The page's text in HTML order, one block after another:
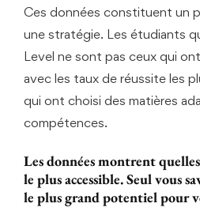
Ces données constituent un
une stratégie. Les étudiants
Level ne sont pas ceux qui
avec les taux de réussite les
qui ont choisi des matières
compétences.
Les données montrent
le plus accessible. Seul vous
le plus grand potentiel pour